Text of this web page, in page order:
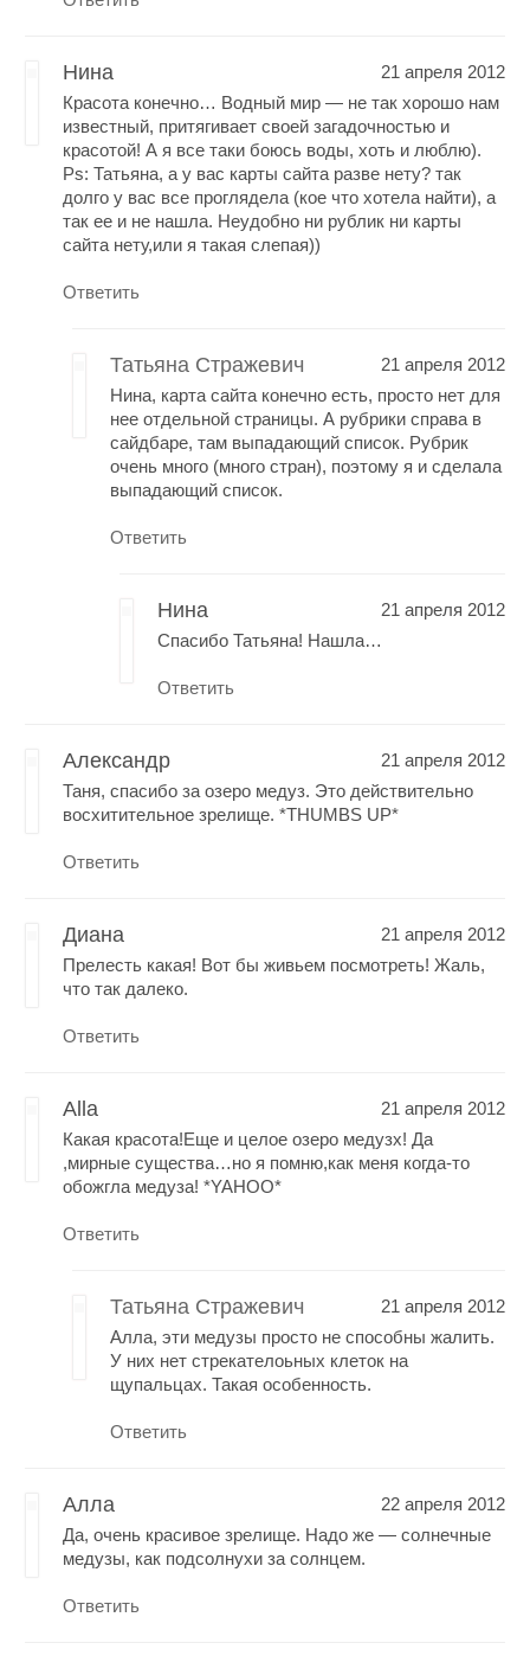
Нина
21 апреля 2012
Красота конечно… Водный мир — не так хорошо нам
известный, притягивает своей загадочностью и
красотой! А я все таки боюсь воды, хоть и люблю).
Ps: Татьяна, а у вас карты сайта разве нету? так
долго у вас все проглядела (кое что хотела найти), а
так ее и не нашла. Неудобно ни рублик ни карты
сайта нету,или я такая слепая))
Ответить
Татьяна Стражевич
21 апреля 2012
Нина, карта сайта конечно есть, просто нет для
нее отдельной страницы. А рубрики справа в
сайдбаре, там выпадающий список. Рубрик
очень много (много стран), поэтому я и сделала
выпадающий список.
Ответить
Нина
21 апреля 2012
Спасибо Татьяна! Нашла…
Ответить
Александр
21 апреля 2012
Таня, спасибо за озеро медуз. Это действительно
восхитительное зрелище. *THUMBS UP*
Ответить
Диана
21 апреля 2012
Прелесть какая! Вот бы живьем посмотреть! Жаль,
что так далеко.
Ответить
Alla
21 апреля 2012
Какая красота!Еще и целое озеро медузх! Да
,мирные существа…но я помню,как меня когда-то
обожгла медуза! *YAHOO*
Ответить
Татьяна Стражевич
21 апреля 2012
Алла, эти медузы просто не способны жалить.
У них нет стрекателоьных клеток на
щупальцах. Такая особенность.
Ответить
Алла
22 апреля 2012
Да, очень красивое зрелище. Надо же — солнечные
медузы, как подсолнухи за солнцем.
Ответить